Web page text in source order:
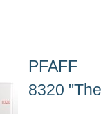
PFAFF
8320 "The